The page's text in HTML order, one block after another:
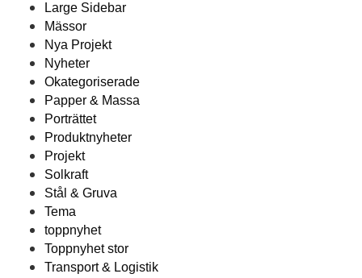
Large Sidebar
Mässor
Nya Projekt
Nyheter
Okategoriserade
Papper & Massa
Porträttet
Produktnyheter
Projekt
Solkraft
Stål & Gruva
Tema
toppnyhet
Toppnyhet stor
Transport & Logistik